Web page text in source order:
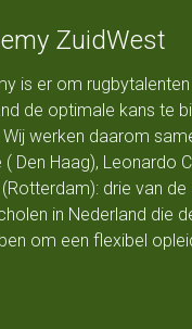
ZuidWest
is er om
de optimale kans te
werken daarom
Den Haag), Leonardo
drie van de
in Nederland die
om een flexibel